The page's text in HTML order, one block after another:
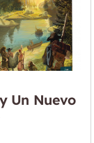
Un Nuevo